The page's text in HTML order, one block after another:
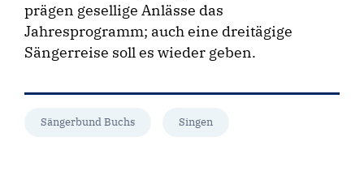
prägen gesellige Anlässe das
Jahresprogramm; auch eine dreitägige
Sängerreise soll es wieder geben.
Sängerbund Buchs Singen